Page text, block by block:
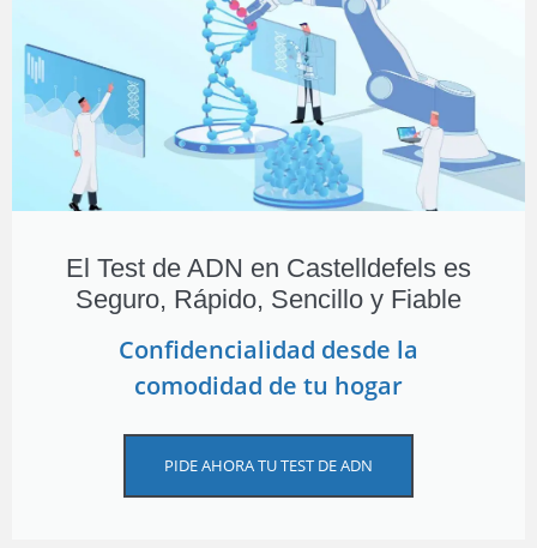
El Test de ADN en Castelldefels es
Seguro, Rápido, Sencillo y Fiable
Confidencialidad desde la
comodidad de tu hogar
PIDE AHORA TU TEST DE ADN